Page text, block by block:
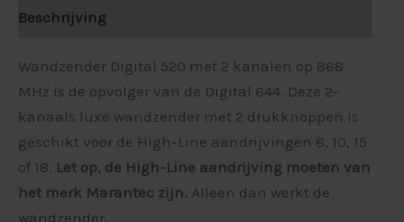
Beschrijving
Wandzender Digital 520 met 2 kanalen op 868
MHz is de opvolger van de Digital 644. Deze 2-
kanaals luxe wandzender met 2 drukknoppen is
geschikt voor de High-Line aandrijvingen 8, 10, 15
of 18. Let op, de High-Line aandrijving moeten van
het merk Marantec zijn. Alleen dan werkt de
wandzender.